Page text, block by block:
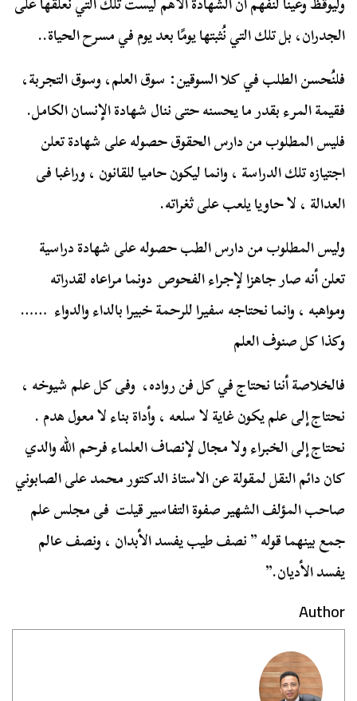
الجدران، بل تلك التي نُثبتها يومًا بعد يوم في مسرح الحياة..
فلنُحسن الطلب في كلا السوقين: سوق العلم، وسوق التجربة،
فقيمة المرء بقدر ما يحسنه حتى ننال شهادة الإنسان الكامل.
فليس المطلوب من دارس الحقوق حصوله على شهادة تعلن
اجتيازه تلك الدراسة ، وانما ليكون حاميا للقانون ، وراغبا فى
العدالة ، لا حاويا يلعب على ثغراته.
وليس المطلوب من دارس الطب حصوله على شهادة دراسية
تعلن أنه صار جاهزا لإجراء الفحوص دونما مراعاه لقدراته
ومواهبه ، وانما نحتاجه سفيرا للرحمة خبيرا بالداء والدواء ……
وكذا كل صنوف العلم
فالخلاصة أننا نحتاج في كل فن رواده، وفى كل علم شيوخه ،
نحتاج إلى علم يكون غاية لا سلعه ، وأداة بناء لا معول هدم .
نحتاج إلى الخبراء ولا مجال لإنصاف العلماء فرحم الله والدي
كان دائم النقل لمقولة عن الاستاذ الدكتور محمد على الصابوني
صاحب المؤلف الشهير صفوة التفاسير قيلت فى مجلس علم
جمع بينهما قوله ” نصف طيب يفسد الأبدان ، ونصف عالم
يفسد الأديان.”
Author